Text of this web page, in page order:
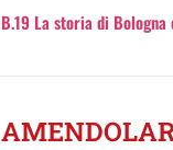
B.19 La storia di